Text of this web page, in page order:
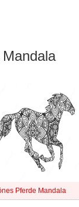
Pferde Mandala